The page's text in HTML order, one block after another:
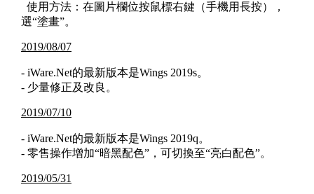
使用方法：在圖片欄位按鼠標右鍵（手機用長按），
選“塗畫”。
2019/08/07
- iWare.Net的最新版本是Wings 2019s。
- 少量修正及改良。
2019/07/10
- iWare.Net的最新版本是Wings 2019q。
- 零售操作增加“暗黑配色”，可切換至“亮白配色”。
2019/05/31